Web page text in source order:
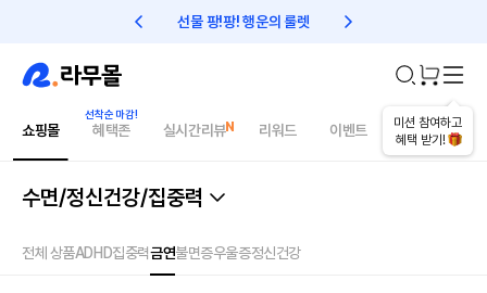
선물 팡!팡! 행운의 룰렛 친구초대 1만원 리워드!
미션 참여하고
혜택 받기!
쇼핑몰 혜택존 실시간리뷰 리워드 이벤트 건강매거진
수면/정신건강/집중력
전체 상품ADHD집중력금연불면증우울증정신건강